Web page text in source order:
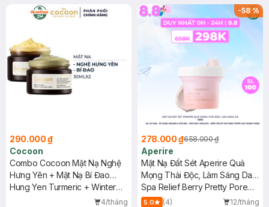
Cấp Ẩm 30g (SL có hạn)
290.000 ₫
Cocoon
Combo Cocoon Mặt Nạ Nghệ
Hưng Yên + Mặt Nạ Bí Đao
30mlx2
Hung Yen Turmeric + Winter
4/tháng
-58%
278.000 ₫658.000 ₫
Aperire
Mặt Nạ Đất Sét Aperire Quả
Mọng Thải Độc, Làm Sáng Da
120g
Spa Relief Berry Pretty Pore
Mask
5.0 (4)
12/tháng